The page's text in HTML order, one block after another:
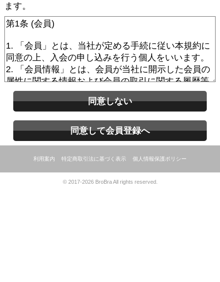
ます。
同意しない
同意して会員登録へ
利用案内 特定商取引法に基づく表示 個人情報保護ポリシー
© 2017-2026 BroBra All rights reserved.